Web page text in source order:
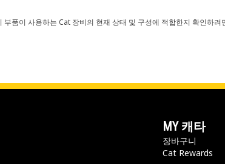
품이 사용하는 Cat 장비의 현재 상태 및 구성에 적합한지 확인하
MY 캐타
장바구니
Cat Rewards